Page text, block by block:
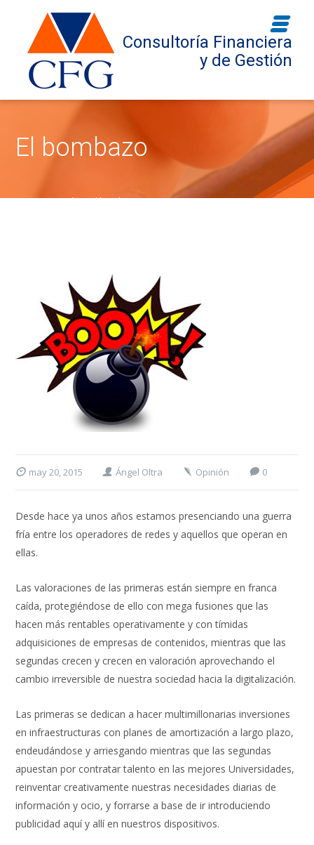
Consultoría Financiera
y de Gestión
El bombazo
Inicio Opinión El bombazo
may 20, 2015 Ángel Oltra Opinión 0
Desde hace ya unos años estamos presenciando una guerra
fría entre los operadores de redes y aquellos que operan en
ellas.
Las valoraciones de las primeras están siempre en franca
caída, protegiéndose de ello con mega fusiones que las
hacen más rentables operativamente y con tímidas
adquisiciones de empresas de contenidos, mientras que las
segundas crecen y crecen en valoración aprovechando el
cambio irreversible de nuestra sociedad hacia la digitalización.
Las primeras se dedican a hacer multimillonarias inversiones
en infraestructuras con planes de amortización a largo plazo,
endeudándose y arriesgando mientras que las segundas
apuestan por contratar talento en las mejores Universidades,
reinventar creativamente nuestras necesidades diarias de
información y ocio, y forrarse a base de ir introduciendo
publicidad aquí y allí en nuestros dispositivos.